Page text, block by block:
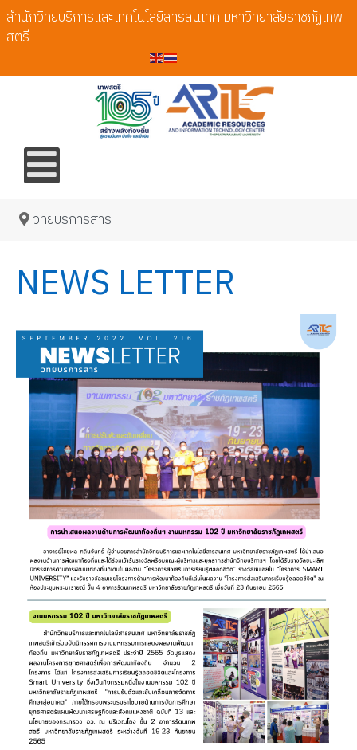
สำนักวิทยบริการและเทคโนโลยีสารสนเทศ มหาวิทยาลัยราชภัฏเทพ
สตรี
วิทยบริการสาร
NEWS LETTER